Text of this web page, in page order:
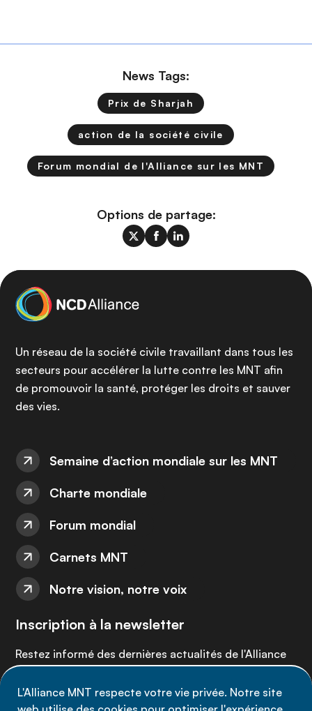
L'Alliance MNT respecte votre vie privée. Notre site
News Tags:
Prix de Sharjah
action de la société civile
Forum mondial de l'Alliance sur les MNT
Options de partage:
Un réseau de la société civile travaillant dans tous les
secteurs pour accélérer la lutte contre les MNT afin
de promouvoir la santé, protéger les droits et sauver
des vies.
Semaine d’action mondiale sur les MNT
Charte mondiale
Forum mondial
Carnets MNT
Notre vision, notre voix
Inscription à la newsletter
Restez informé des dernières actualités de l'Alliance